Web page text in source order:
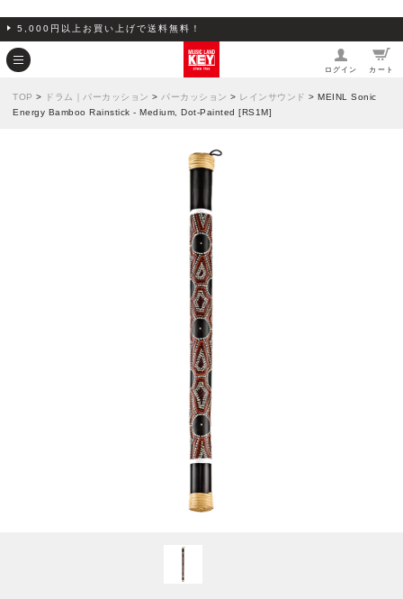
5,000円以上お買い上げで送料無料！
ログイン カート
TOP > ドラム｜パーカッション > パーカッション > レインサウンド > MEINL Sonic
Energy Bamboo Rainstick - Medium, Dot-Painted [RS1M]